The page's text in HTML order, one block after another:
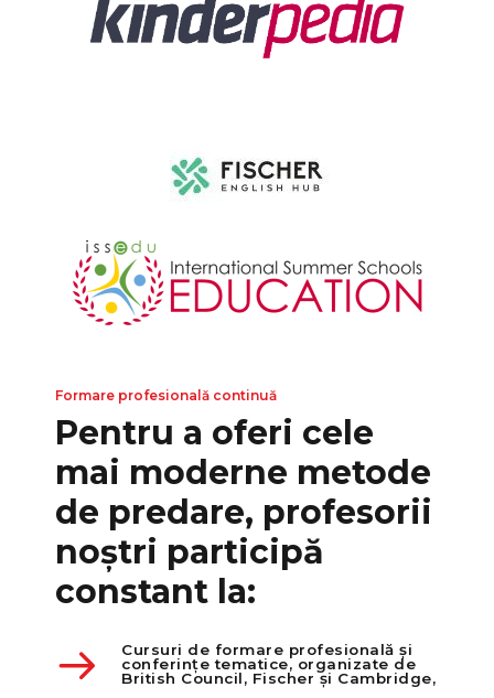
Formare profesională continuă
Pentru a oferi cele
mai moderne metode
de predare, profesorii
noștri participă
constant la:
Cursuri de formare profesională și
conferințe tematice, organizate de
British Council, Fischer și Cambridge,